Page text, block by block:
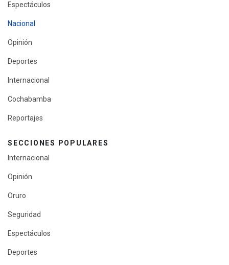
Espectáculos
Nacional
Opinión
Deportes
Internacional
Cochabamba
Reportajes
SECCIONES POPULARES
Internacional
Opinión
Oruro
Seguridad
Espectáculos
Deportes